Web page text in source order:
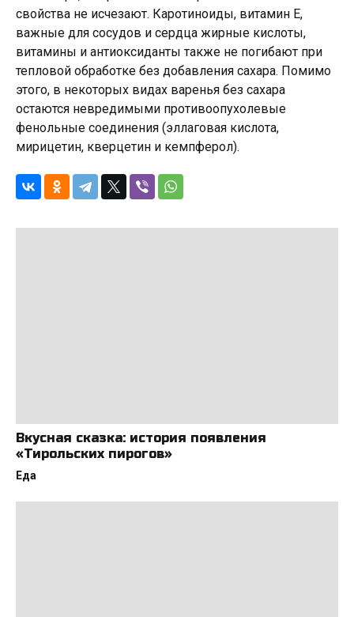
свойства не исчезают. Каротиноиды, витамин Е,
важные для сосудов и сердца жирные кислоты,
витамины и антиоксиданты также не погибают при
тепловой обработке без добавления сахара. Помимо
этого, в некоторых видах варенья без сахара
остаются невредимыми противоопухолевые
фенольные соединения (эллаговая кислота,
мирицетин, кверцетин и кемпферол).
Вкусная сказка: история появления
«Тирольских пирогов»
Еда